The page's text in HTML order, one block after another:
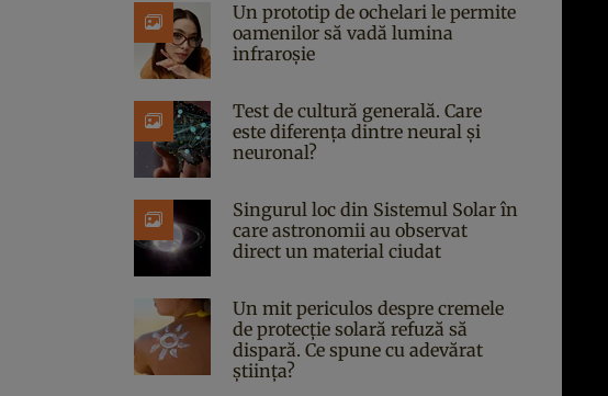
Un prototip de ochelari le permite
oamenilor să vadă lumina
infraroșie
Test de cultură generală. Care
este diferența dintre neural și
neuronal?
Singurul loc din Sistemul Solar în
care astronomii au observat
direct un material ciudat
Un mit periculos despre cremele
de protecție solară refuză să
dispară. Ce spune cu adevărat
știința?